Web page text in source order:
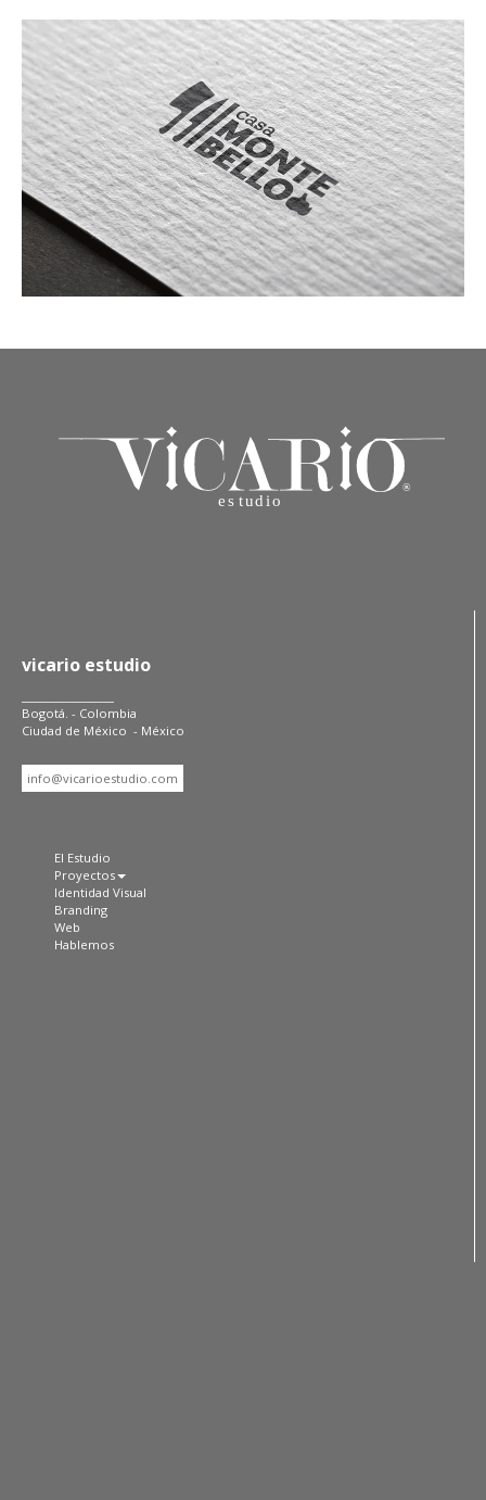
vicario estudio
Bogotá. - Colombia
Ciudad de México - México
info@vicarioestudio.com
El Estudio
Proyectos
Identidad Visual
Branding
Web
Hablemos